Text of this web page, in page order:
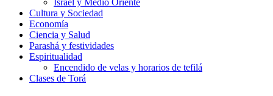
Cultura y Sociedad
Economía
Ciencia y Salud
Parashá y festividades
Espiritualidad
Encendido de velas y horarios de tefilá
Clases de Torá